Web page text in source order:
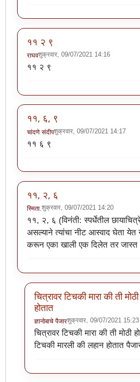
११ २ ९
राघवशुक्रवार, 09/07/2021 14:16
११ २ ९
११, ६, ९
चांदणे संदीपशुक्रवार, 09/07/2021 14:17
११ ६ ९
११, २, ६
स्मिता.शुक्रवार, 09/07/2021 14:20
११, २, ६ (विनंती: स्पर्धेतील
असल्याने त्यांचा नीट आस्वाद घेता येत
करून एका खाली एक दिलेत तर जास्त
चित्रावर टिचकी मारा की ती मोठी
होतात
ज्ञानोबाचे पैजारशुक्रवार, 09/07/2021 15:23
In reply to११, २, ६byस्मिता.
चित्रावर टिचकी मारा की ती मोठी
टिचकी मारली की लहान होतात